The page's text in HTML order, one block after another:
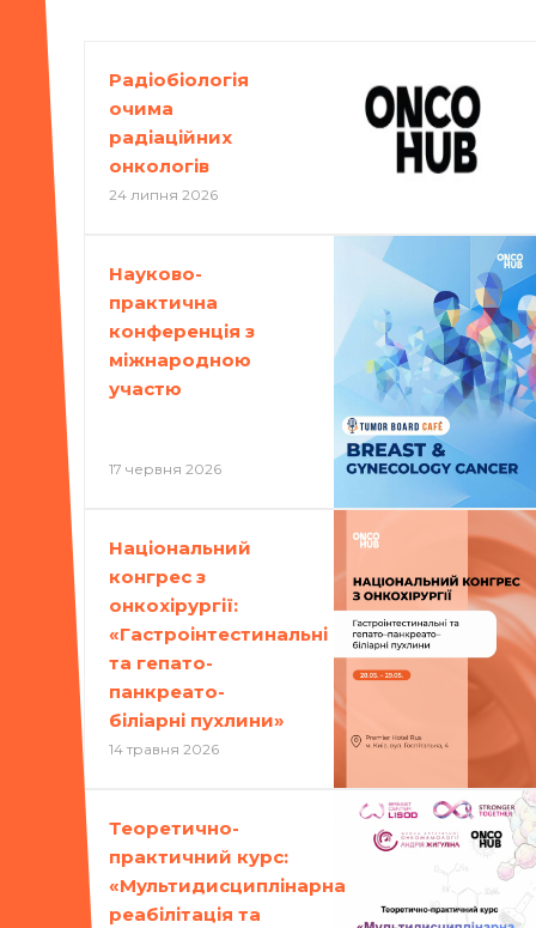
Радіобіологія
очима
радіаційних
онкологів
24 липня 2026
Науково-
практична
конференція з
міжнародною
участю
17 червня 2026
Національний
конгрес з
онкохірургії:
«Гастроінтестинальні
та гепато-
панкреато-
біліарні пухлини»
14 травня 2026
Теоретично-
практичний курс:
«Мультидисциплінарна
реабілітація та